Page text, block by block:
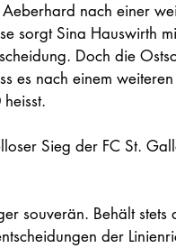
nach einer
sorgt Sina Hauswirth
Doch die
es nach einem
Sieg der FC St.
souverän. Behält stets
der